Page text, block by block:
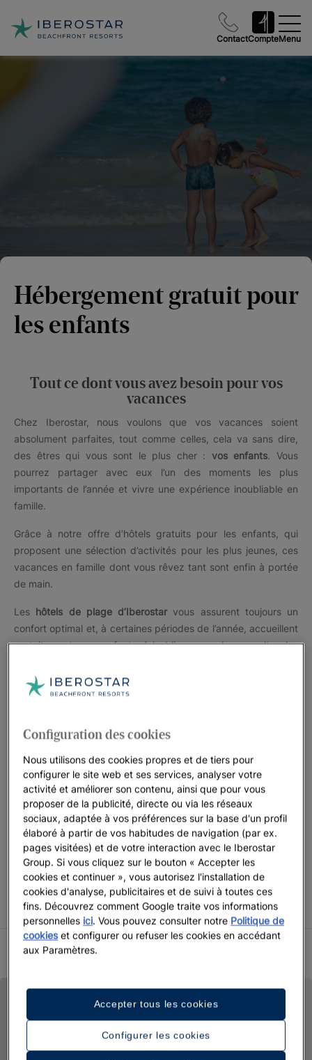
ContactCompteMenu
Hébergement gratuit pour
les enfants
Tout ce dont vous avez besoin pour vos
vacances
Chez Iberostar, nous voulons que vos vacances soient
absolument parfaites, tout comme celles, cela va sans dire,
des êtres qui vous sont le plus cher : vos enfants. Vous
pourrez partager avec eux l’un des moments les plus
importants de l’année et vivre une expérience inoubliable en
famille.
Grâce à notre offre d’hôtels gratuits pour les enfants, qui
proposent une sélection d’activités pour les plus jeunes, ces
vacances en famille dont vous rêvez tant sont enfin à portée
de main.
Les hôtels de plage d’Iberostarvous assurent toujours un
confort optimal et, à certaines périodes de l’année, accueillent
gratuitement vos enfants (n’oubliez pas de consulter les
hôtels et complexes sont conçus de telle façon que vous
n’aurez plus à vous soucier que d’une chose : profiter de vos
Préparez-vous à découvrir tous les hôtels pour famille avec
accès direct à la plage, ainsi que tous les avantages dont ils
disposent.
CONDITIONS DE L’OFFRE ENFANTS GRATUITS Enfants
accompagnés de 2 adultes séjournant gratuitement
uniquement dans certaines chambres. Offre soumise à
disponibilité aux dates indiquées. Iberostar se réserve le droit
de modifier ou d’annuler tout ou partie de la promotion.
CONDITIONS POUR L’ÉTÉ 2026
Configuration des cookies
Nous utilisons des cookies propres et de tiers pour
configurer le site web et ses services, analyser votre
activité et améliorer son contenu, ainsi que pour vous
proposer de la publicité, directe ou via les réseaux
sociaux, adaptée à vos préférences sur la base d'un profil
élaboré à partir de vos habitudes de navigation (par ex.
pages visitées) et de votre interaction avec le Iberostar
Group. Si vous cliquez sur le bouton « Accepter les
cookies et continuer », vous autorisez l'installation de
cookies d'analyse, publicitaires et de suivi à toutes ces
fins. Découvrez comment Google traite vos informations
personnelles ici. Vous pouvez consulter notre Politique de
cookies et configurer ou refuser les cookies en accédant
aux Paramètres.
Configurer les cookies
Accepter tous les cookies